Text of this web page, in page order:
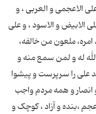
الاعجمى و العربى ، و
الابیض و الاسود ، و على
ملعون من خالفه،
له و لمن سمع منه و
علی را سرپرست و پیشوا
و انصار و همه مردم واجب
،بنده و آزاد ، کوچک و